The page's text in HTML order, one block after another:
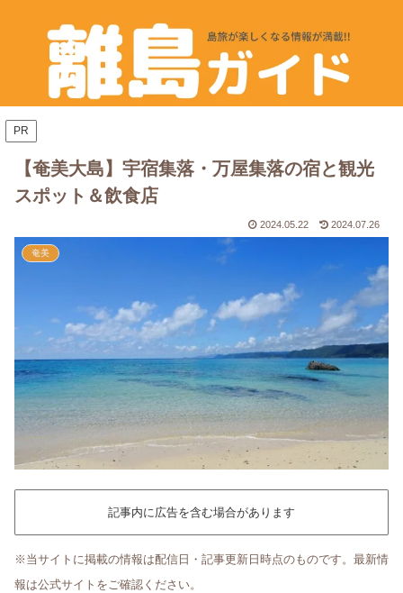
PR
【奄美大島】宇宿集落・万屋集落の宿と観光
スポット＆飲食店
2024.05.22 2024.07.26
奄美
記事内に広告を含む場合があります
※当サイトに掲載の情報は配信日・記事更新日時点のものです。最新情
報は公式サイトをご確認ください。